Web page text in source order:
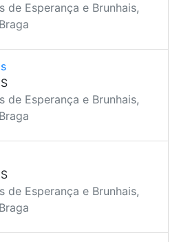
de Esperança e Brunhais,
de Esperança e Brunhais,
de Esperança e Brunhais,